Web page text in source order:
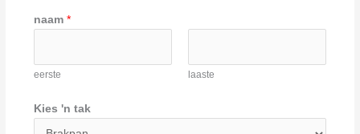
naam*
eerste laaste
Kies 'n tak